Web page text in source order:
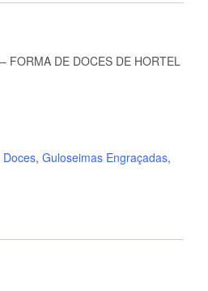
FORMA DE DOCES DE HORTEL
Doces, Guloseimas Engraçadas,